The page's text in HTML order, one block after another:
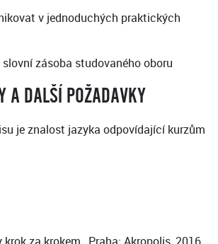
v jednoduchých praktických
zásoba studovaného oboru
A DALŠÍ POŽADAVKY
je znalost jazyka odpovídající kurzům